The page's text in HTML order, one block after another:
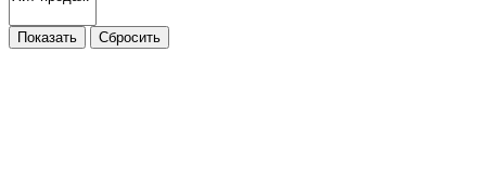
Показать Сбросить